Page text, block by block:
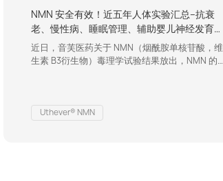
NMN 安全有效！近五年人体实验汇总–抗衰
老、慢性病、睡眠管理、辅助婴儿神经发育…
近日，音芙医药关于 NMN（烟酰胺单核苷酸，维
生素 B3衍生物）毒理学试验结果放出，NMN 的安
（一种对抗衰老及多种疾病与健康状态至关重要的
Uthever® NMN